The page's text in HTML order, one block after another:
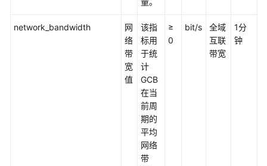
心
network_bandwidth
网
络
带
宽
值
该指
标用
于统
计
GCB
在当
前周
期的
平均
网络
带
≥
0
bit/s
全域
互联
带宽
1分
钟